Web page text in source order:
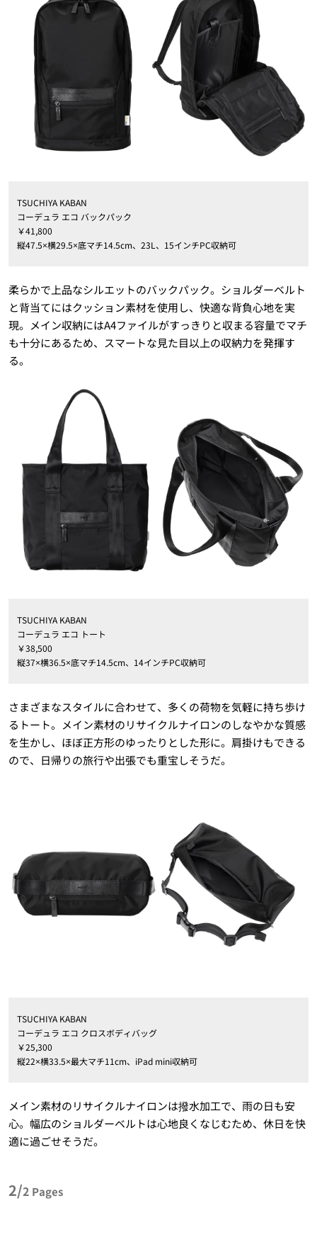
TSUCHIYA KABAN
コーデュラ エコ バックパック
￥41,800
縦47.5×横29.5×底マチ14.5cm、23L、15インチPC収納可
柔らかで上品なシルエットのバックパック。ショルダーベルト
と背当てにはクッション素材を使用し、快適な背負心地を実
現。メイン収納にはA4ファイルがすっきりと収まる容量でマチ
も十分にあるため、スマートな見た目以上の収納力を発揮す
る。
TSUCHIYA KABAN
コーデュラ エコ トート
￥38,500
縦37×横36.5×底マチ14.5cm、14インチPC収納可
さまざまなスタイルに合わせて、多くの荷物を気軽に持ち歩け
るトート。メイン素材のリサイクルナイロンのしなやかな質感
を生かし、ほぼ正方形のゆったりとした形に。肩掛けもできる
ので、日帰りの旅行や出張でも重宝しそうだ。
TSUCHIYA KABAN
コーデュラ エコ クロスボディバッグ
￥25,300
縦22×横33.5×最大マチ11cm、iPad mini収納可
メイン素材のリサイクルナイロンは撥水加工で、雨の日も安
心。幅広のショルダーベルトは心地良くなじむため、休日を快
適に過ごせそうだ。
2/2 Pages